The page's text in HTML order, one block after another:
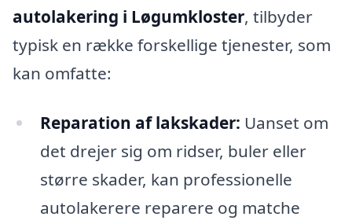
autolakering i Løgumkloster, tilbyder
typisk en række forskellige tjenester, som
kan omfatte:
Reparation af lakskader: Uanset om
det drejer sig om ridser, buler eller
større skader, kan professionelle
autolakerere reparere og matche